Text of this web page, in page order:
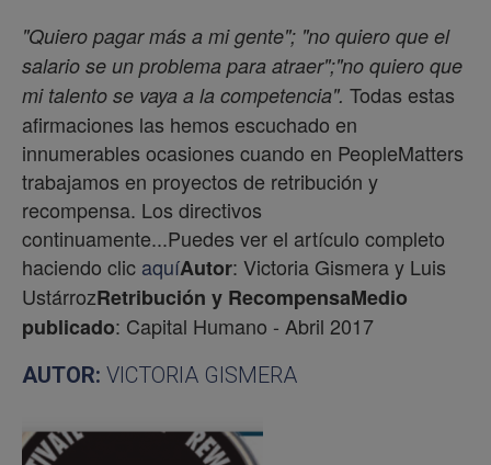
"Quiero pagar más a mi gente"; "no quiero que el
salario se un problema para atraer";"no quiero que
mi talento se vaya a la competencia". Todas estas
afirmaciones las hemos escuchado en
innumerables ocasiones cuando en PeopleMatters
trabajamos en proyectos de retribución y
recompensa. Los directivos
continuamente...Puedes ver el artículo completo
haciendo clic aquíAutor: Victoria Gismera y Luis
UstárrozRetribución y RecompensaMedio
publicado: Capital Humano - Abril 2017
AUTOR: VICTORIA GISMERA